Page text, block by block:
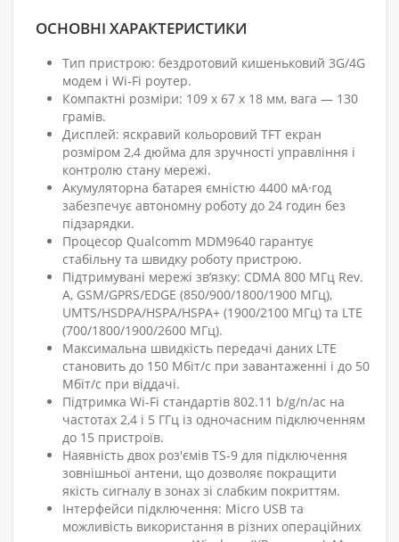
ОСНОВНІ ХАРАКТЕРИСТИКИ
Тип пристрою: бездротовий кишеньковий 3G/4G
модем і Wi-Fi роутер.
Компактні розміри: 109 x 67 x 18 мм, вага — 130
грамів.
Дисплей: яскравий кольоровий TFT екран
розміром 2,4 дюйма для зручності управління і
контролю стану мережі.
Акумуляторна батарея ємністю 4400 мА·год
забезпечує автономну роботу до 24 годин без
підзарядки.
Процесор Qualcomm MDM9640 гарантує
стабільну та швидку роботу пристрою.
Підтримувані мережі зв’язку: CDMA 800 МГц Rev.
A, GSM/GPRS/EDGE (850/900/1800/1900 МГц),
UMTS/HSDPA/HSPA/HSPA+ (1900/2100 МГц) та LTE
(700/1800/1900/2600 МГц).
Максимальна швидкість передачі даних LTE
становить до 150 Мбіт/с при завантаженні і до 50
Мбіт/с при віддачі.
Підтримка Wi-Fi стандартів 802.11 b/g/n/ac на
частотах 2,4 і 5 ГГц із одночасним підключенням
до 15 пристроїв.
Наявність двох роз'ємів TS-9 для підключення
зовнішньої антени, що дозволяє покращити
якість сигналу в зонах зі слабким покриттям.
Інтерфейси підключення: Micro USB та
можливість використання в різних операційних